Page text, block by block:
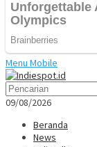
Menu Mobile
09/08/2026
Beranda
News